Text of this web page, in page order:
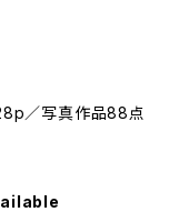
／写真作品88点